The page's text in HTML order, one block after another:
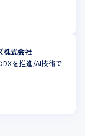
株式会社
DXを推進/AI技術で